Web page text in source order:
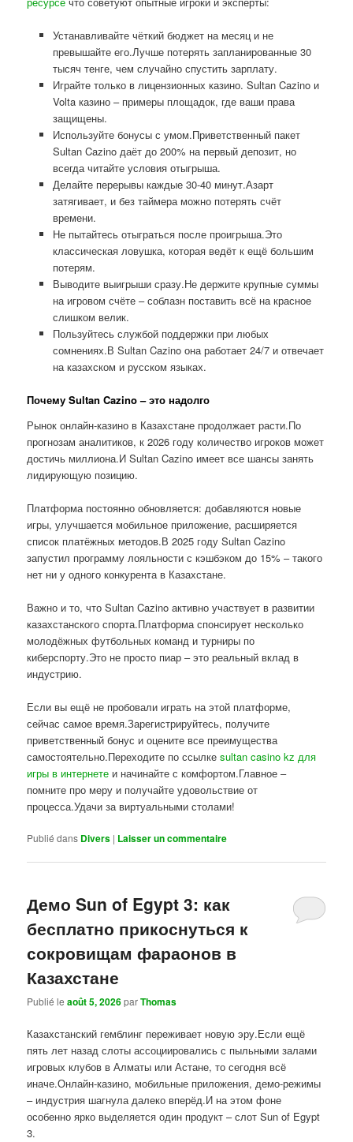
Устанавливайте чёткий бюджет на месяц и не
превышайте его.Лучше потерять запланированные 30
тысяч тенге, чем случайно спустить зарплату.
Играйте только в лицензионных казино. Sultan Cazino и
Volta казино – примеры площадок, где ваши права
защищены.
Используйте бонусы с умом.Приветственный пакет
Sultan Cazino даёт до 200% на первый депозит, но
всегда читайте условия отыгрыша.
Делайте перерывы каждые 30-40 минут.Азарт
затягивает, и без таймера можно потерять счёт
времени.
Не пытайтесь отыграться после проигрыша.Это
классическая ловушка, которая ведёт к ещё большим
потерям.
Выводите выигрыши сразу.Не держите крупные суммы
на игровом счёте – соблазн поставить всё на красное
слишком велик.
Пользуйтесь службой поддержки при любых
сомнениях.В Sultan Cazino она работает 24/7 и отвечает
на казахском и русском языках.
Почему Sultan Cazino – это надолго
Рынок онлайн-казино в Казахстане продолжает расти.По
прогнозам аналитиков, к 2026 году количество игроков может
достичь миллиона.И Sultan Cazino имеет все шансы занять
лидирующую позицию.
Платформа постоянно обновляется: добавляются новые
игры, улучшается мобильное приложение, расширяется
список платёжных методов.В 2025 году Sultan Cazino
запустил программу лояльности с кэшбэком до 15% – такого
нет ни у одного конкурента в Казахстане.
Важно и то, что Sultan Cazino активно участвует в развитии
казахстанского спорта.Платформа спонсирует несколько
молодёжных футбольных команд и турниры по
киберспорту.Это не просто пиар – это реальный вклад в
индустрию.
Если вы ещё не пробовали играть на этой платформе,
сейчас самое время.Зарегистрируйтесь, получите
приветственный бонус и оцените все преимущества
самостоятельно.Переходите по ссылкеsultan casino kz для
игры в интернете и начинайте с комфортом.Главное –
помните про меру и получайте удовольствие от
процесса.Удачи за виртуальными столами!
Publié dans Divers | Laisser un commentaire
Демо Sun of Egypt 3: как
бесплатно прикоснуться к
сокровищам фараонов в
Казахстане
Publié leaoût 5, 2026parThomas
Казахстанский гемблинг переживает новую эру.Если ещё
пять лет назад слоты ассоциировались с пыльными залами
игровых клубов в Алматы или Астане, то сегодня всё
иначе.Онлайн-казино, мобильные приложения, демо-режимы
– индустрия шагнула далеко вперёд.И на этом фоне
особенно ярко выделяется один продукт – слот Sun of Egypt
3.